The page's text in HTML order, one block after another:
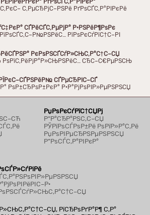
РЁРІРёРґРєР° РґРѕСЃС‚Р°РІРєР°
С‚РµСЂРјС–РЅРё РґРѕСЃС‚Р°РІРєРё
СЃРёСЃС‚РµРјР° Р·РЅРёР¶РѕРє
РїРѕРєСѓРїС†С–РІ
РєРѕРЅСЃСѓР»СЊС‚Р°С†С–СЏ
РѕРїС‚РёРјР°Р»СЊРЅРёС… СЂС–С€РµРЅСЊ
РЇРєС–СЃРЅРёР№ СЃРµСЂРІС–СЃ
РѕР±СЂРѕР±РєР° Р·Р°РјРѕРІР»РµРЅРЅСЏ
РџРѕРєСѓРїС†СЏРј
Р“Р°СЂР°РЅС‚С–СЏ
РЎРїРѕСЃРѕР±Рё РѕРїР»Р°С‚Рё
РџРѕРІРµСЂРЅРµРЅРЅСЏ
Р”РѕСЃС‚Р°РІРєР°
РїСЂРѕРґР°Р¶ С‚Р°